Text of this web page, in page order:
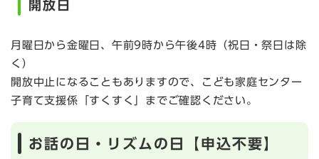
開放日
月曜日から金曜日、午前9時から午後4時（祝日・祭日は除
く）
開放中止になることもありますので、こども家庭センター
子育て支援係「すくすく」までご確認ください。
お話の日・リズムの日【申込不要】